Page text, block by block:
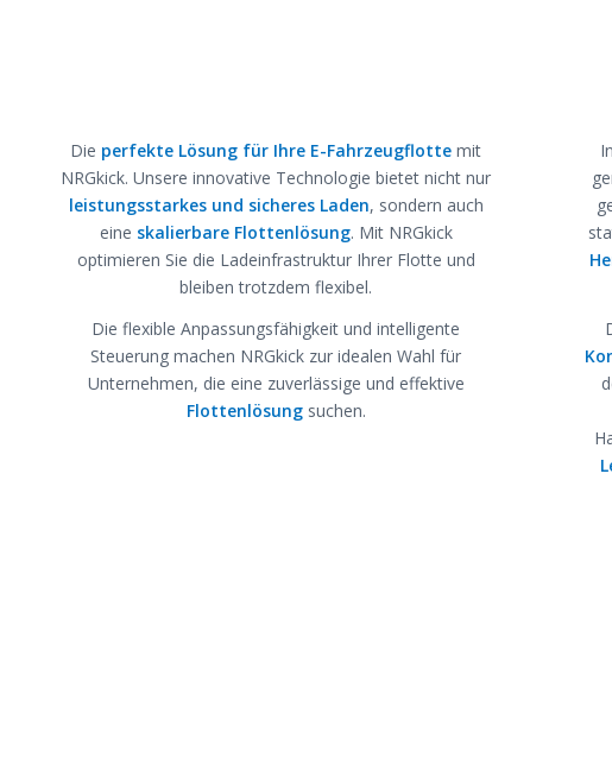
Die perfekte Lösung für Ihre E-Fahrzeugflotte mit
NRGkick. Unsere innovative Technologie bietet nicht nur
leistungsstarkes und sicheres Laden, sondern auch
eine skalierbare Flottenlösung. Mit NRGkick
optimieren Sie die Ladeinfrastruktur Ihrer Flotte und
bleiben trotzdem flexibel.
Die flexible Anpassungsfähigkeit und intelligente
Steuerung machen NRGkick zur idealen Wahl für
Unternehmen, die eine zuverlässige und effektive
Flottenlösungsuchen.